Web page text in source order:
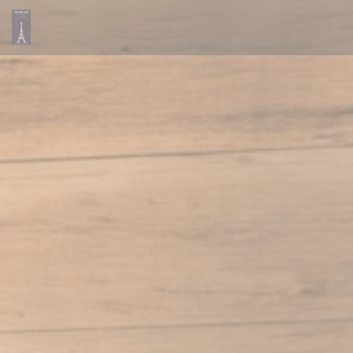
Cookie管理面板